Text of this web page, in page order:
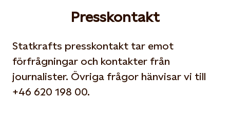
Presskontakt
Statkrafts presskontakt tar emot
förfrågningar och kontakter från
journalister. Övriga frågor hänvisar vi till
+46 620 198 00.